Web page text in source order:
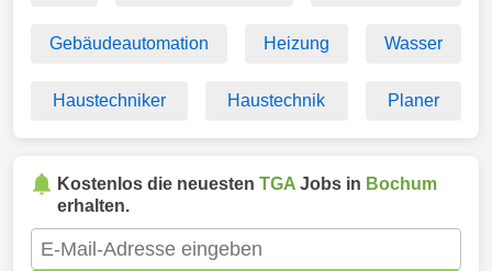
Gebäudeautomation Heizung Wasser
Haustechniker Haustechnik Planer
Kostenlos die neuesten TGA Jobs in Bochum
erhalten.